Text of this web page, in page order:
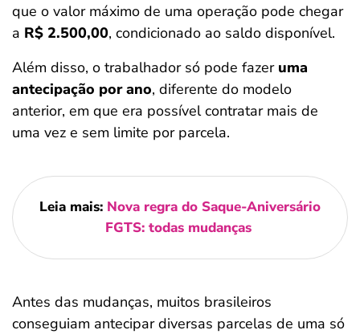
que o valor máximo de uma operação pode chegar
a R$ 2.500,00, condicionado ao saldo disponível.
Além disso, o trabalhador só pode fazer uma
antecipação por ano, diferente do modelo
anterior, em que era possível contratar mais de
uma vez e sem limite por parcela.
Leia mais: Nova regra do Saque-Aniversário
FGTS: todas mudanças
Antes das mudanças, muitos brasileiros
conseguiam antecipar diversas parcelas de uma só